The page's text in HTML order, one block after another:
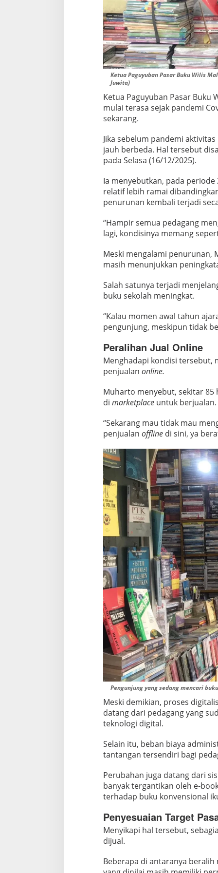
r
a
D
i
g
i
t
l
Ketua Paguyuban Pasar Buku Wilis
Juwita)
Ketua Paguyuban Pasar
mulai terasa sejak pandemi
sekarang.
Jika sebelum pandemi
jauh berbeda. Hal tersebut
pada Selasa (16/12/2025).
Ia menyebutkan, pada periode
relatif lebih ramai
penurunan kembali terjadi
“Hampir semua pedagang
lagi, kondisinya memang
Meski mengalami penurunan,
masih menunjukkan
Salah satunya terjadi
buku sekolah meningkat.
“Kalau momen awal tahun
pengunjung, meskipun tidak
Peralihan Jual Online
Menghadapi kondisi tersebut,
penjualan online.
Muharto menyebut, sekitar 85
di marketplaceuntuk berjualan.
“Sekarang mau tidak mau
penjualan offlinedi sini, ya
Pengunjung yang sedang mencari
Meski demikian, proses
datang dari pedagang yang
teknologi digital.
Selain itu, beban biaya
tantangan tersendiri bagi
Perubahan juga datang dari
banyak tergantikan oleh e-
terhadap buku konvensional
Penyesuaian Target
Menyikapi hal tersebut,
dijual.
Beberapa di antaranya